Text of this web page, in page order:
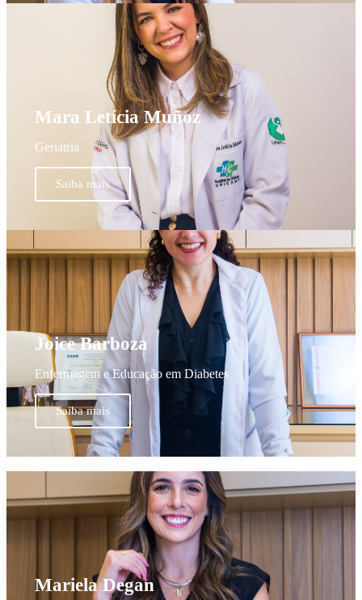
Mara Letícia Muñoz
Geriatria
Saiba mais
Joice Barboza
Enfermagem e Educação em Diabetes
Saiba mais
Mariela Degan